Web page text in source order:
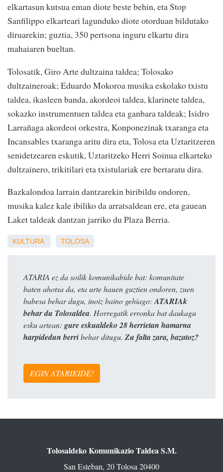
elkartasun kutsua eman diote beste behin, eta Stop
Sanfilippo elkarteari lagunduko diote otorduan bildutako
diruarekin; guztia, 350 pertsona inguru elkartu dira
mahaiaren bueltan.
Tolosatik, Giro Arte dultzaina taldea; Tolosako
dultzaineroak; Eduardo Mokoroa musika eskolako txistu
taldea, ikasleen banda, akordeoi taldea, klarinete taldea,
sokazko instrumentuen taldea eta ganbara taldeak; Isidro
Larrañaga akordeoi orkestra, Konponezinak txaranga eta
Incansables txaranga aritu dira eta, Tolosa eta Uztaritzeren
senidetzearen eskutik, Uztaritzeko Herri Soinua elkarteko
dultzainero, trikitilari eta txistulariak ere bertaratu dira.
Bazkalondoa larrain dantzarekin biribildu ondoren,
musika kalez kale ibiliko da arratsaldean ere, eta gauean
Laket taldeak dantzan jarriko du Plaza Berria.
KULTURA TOLOSA
ATARIA ez da soilik komunikabide bat: komunitate
baten ahotsa da, eta urte hauen guztien ondoren, zuen
babesa behar dugu, inoiz baino gehiago: ATARIAk
behar du Tolosaldea. Horregatik erronka bat daukagu
esku artean: gure eskualdeko 28 herrietan hamarna
harpidedun berribehar ditugu. Zu falta zara, bazatoz?
EGIN ATARIKIDE!
Tolosaldeko Komunikazio Taldea S.M.
San Esteban, 20 Tolosa 20400